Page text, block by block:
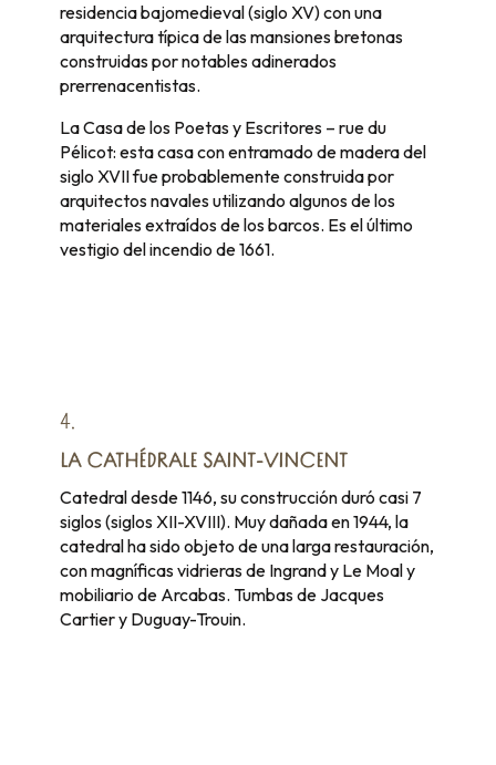
residencia bajomedieval (siglo XV) con una
arquitectura típica de las mansiones bretonas
construidas por notables adinerados
prerrenacentistas.
La Casa de los Poetas y Escritores – rue du
Pélicot: esta casa con entramado de madera del
siglo XVII fue probablemente construida por
arquitectos navales utilizando algunos de los
materiales extraídos de los barcos. Es el último
vestigio del incendio de 1661.
4.
LA CATHÉDRALE SAINT-VINCENT
Catedral desde 1146, su construcción duró casi 7
siglos (siglos XII-XVIII). Muy dañada en 1944, la
catedral ha sido objeto de una larga restauración,
con magníficas vidrieras de Ingrand y Le Moal y
mobiliario de Arcabas. Tumbas de Jacques
Cartier y Duguay-Trouin.